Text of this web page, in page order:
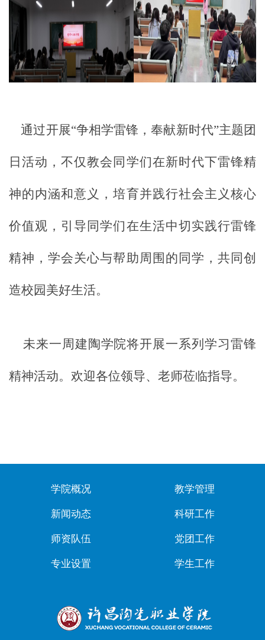
通过开展“争相学雷锋 ，奉献新时代”主题团
日活动，不仅教会同学们在新时代下雷锋精
神的内涵和意义，培育并践行社会主义核心
价值观 ， 引导同学们在生活中切实践行雷锋
精神，学会关心与帮助周围的同学，共同创
造校园美好生活。
未来一周建陶学院将开展一系列学习雷锋
精神活动。欢迎各位领导、老师莅临指导。
学院概况
新闻动态
师资队伍
专业设置
教学管理
科研工作
党团工作
学生工作